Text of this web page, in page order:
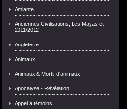
Amiante
Anciennes Civilisations, Les Mayas et
2011/2012
Angleterre
Animaux
Animaux & Morts d'animaux
Apocalyse - Révélation
Appel à témoins